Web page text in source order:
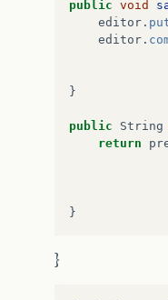
public void
editor .
editor .
}
public String
return
}
}